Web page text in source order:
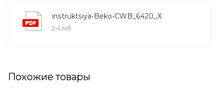
instruktsiya-Beko-CWB_6420_X
2,4 мб
Похожие товары